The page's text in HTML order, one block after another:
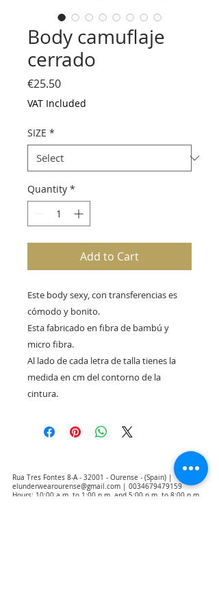
Body camuflaje
cerrado
€25.50Price
VAT Included
SIZE *
Quantity *
Add to Cart
Este body sexy, con transferencias es
cómodo y bonito.
Esta fabricado en fibra de bambú y
micro fibra.
Al lado de cada letra de talla tienes la
medida en cm del contorno de la
cintura.
Rua Tres Fontes 8-A - 32001 - Ourense - (Spain) |
elunderwearourense@gmail.com
0034679479159
Hours: 10:00 a.m. to 1:00 p.m. and 5:00 p.m. to 8:00 p.m.